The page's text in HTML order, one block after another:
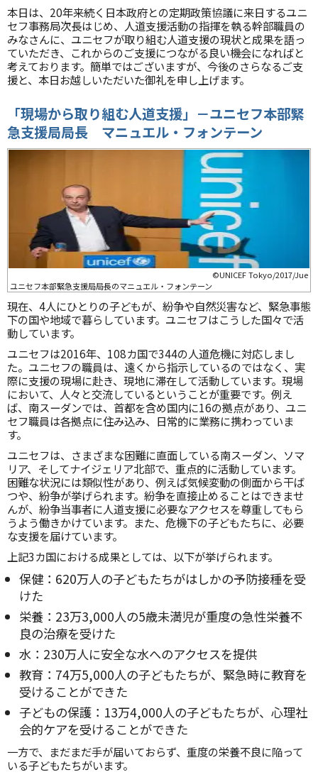
本日は、20年来続く日本政府との定期政策協議に来日するユニ
セフ事務局次長はじめ、人道支援活動の指揮を執る幹部職員の
みなさんに、ユニセフが取り組む人道支援の現状と成果を語っ
ていただき、これからのご支援につながる良い機会になればと
考えております。簡単ではございますが、今後のさらなるご支
援と、本日お越しいただいた御礼を申し上げます。
「現場から取り組む人道支援」 －ユニセフ本部緊
急支援局局長 マニュエル・フォンテーン
©UNICEF Tokyo/2017/Jue
ユニセフ本部緊急支援局局長のマニュエル・フォンテーン
現在、4人にひとりの子どもが、紛争や自然災害など、緊急事態
下の国や地域で暮らしています。ユニセフはこうした国々で活
動しています。
ユニセフは2016年、108カ国で344の人道危機に対応しまし
た。ユニセフの職員は、遠くから指示しているのではなく、実
際に支援の現場に赴き、現地に滞在して活動しています。現場
において、人々と交流しているということが重要です。例え
ば、南スーダンでは、首都を含め国内に16の拠点があり、ユニ
セフ職員は各拠点に住み込み、日常的に業務に携わっていま
す。
ユニセフは、さまざまな困難に直面している南スーダン、ソマ
リア、そしてナイジェリア北部で、重点的に活動しています。
困難な状況には類似性があり、例えば気候変動の側面から干ば
つや、紛争が挙げられます。紛争を直接止めることはできませ
んが、紛争当事者に人道支援に必要なアクセスを尊重してもら
うよう働きかけています。また、危機下の子どもたちに、必要
な支援を届けています。
上記3カ国における成果としては、以下が挙げられます。
保健：620万人の子どもたちがはしかの予防接種を受
けた
栄養：23万3,000人の5歳未満児が重度の急性栄養不
良の治療を受けた
水：230万人に安全な水へのアクセスを提供
教育：74万5,000人の子どもたちが、緊急時に教育を
受けることができた
子どもの保護：13万4,000人の子どもたちが、心理社
会的ケアを受けることができた
一方で、まだまだ手が届いておらず、重度の栄養不良に陥って
いる子どもたちがいます。